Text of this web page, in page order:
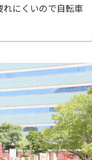
にくいので自転車